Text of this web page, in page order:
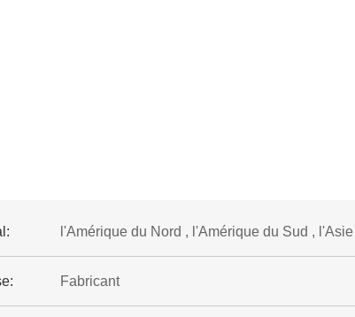
l'Amérique du Nord , l'Amérique du Sud ,
Fabricant